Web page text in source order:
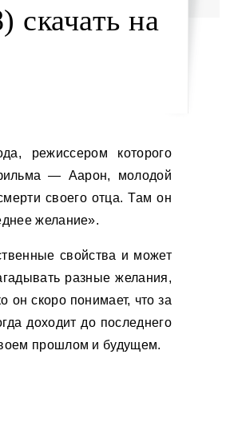
скачать на
— Аарон, молодой
своего отца. Там он
желание».
свойства и может
разные желания,
скоро понимает, что за
доходит до последнего
прошлом и будущем.